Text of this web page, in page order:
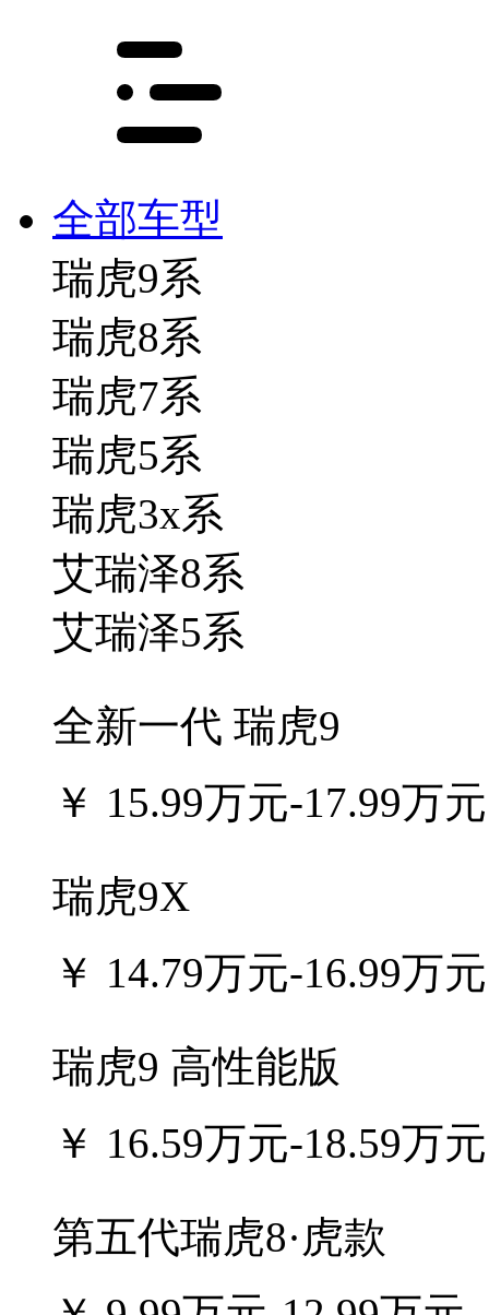
全部车型
瑞虎9系
瑞虎8系
瑞虎7系
瑞虎5系
瑞虎3x系
艾瑞泽8系
艾瑞泽5系
全新一代 瑞虎9
￥ 15.99万元-17.99万元
瑞虎9X
￥ 14.79万元-16.99万元
瑞虎9 高性能版
￥ 16.59万元-18.59万元
第五代瑞虎8·虎款